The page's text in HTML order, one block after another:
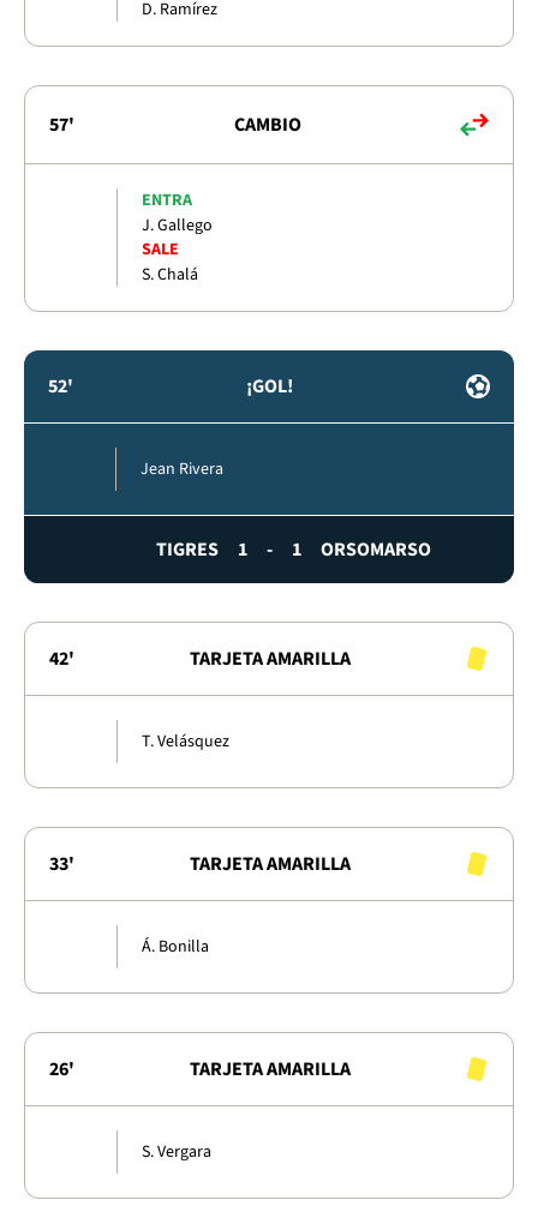
D. Ramírez
57' CAMBIO
ENTRA
J. Gallego
SALE
S. Chalá
52' ¡GOL!
Jean Rivera
TIGRES 1 - 1 ORSOMARSO
42' TARJETA AMARILLA
T. Velásquez
33' TARJETA AMARILLA
Á. Bonilla
26' TARJETA AMARILLA
S. Vergara